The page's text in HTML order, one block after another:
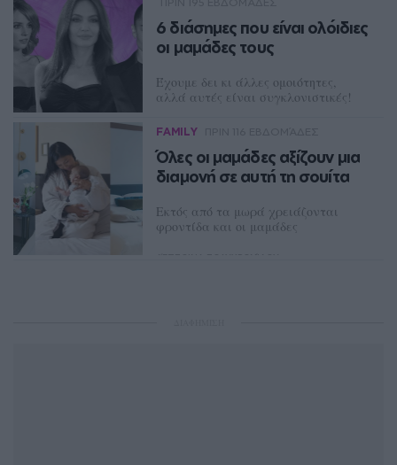
6 διάσημες που είναι ολόιδιες
οι μαμάδες τους
Έχουμε δει κι άλλες ομοιότητες,
αλλά αυτές είναι συγκλονιστικές!
ΔΈΣΠΟΙΝΑ ΠΟΛΥΧΡΟΝΊΔΟΥ
FAMILY
Όλες οι μαμάδες αξίζουν μια
διαμονή σε αυτή τη σουίτα
Εκτός από τα μωρά χρειάζονται
φροντίδα και οι μαμάδες